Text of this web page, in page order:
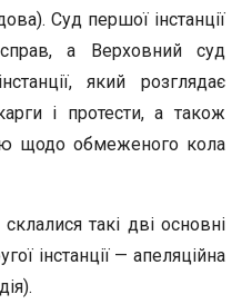
Суд першої інстанції
а Верховний суд
який розглядає
і протести, а також
щодо обмеженого кола
такі дві основні
інстанції — апеляційна